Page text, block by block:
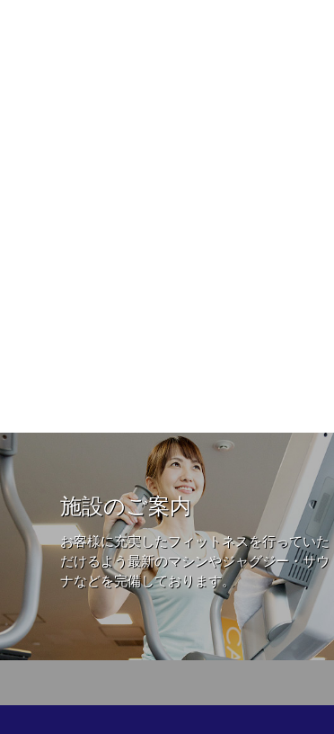
施設のご案内
お客様に充実したフィットネスを行っていた
だけるよう最新のマシンやジャグジー・サウ
ナなどを完備しております。